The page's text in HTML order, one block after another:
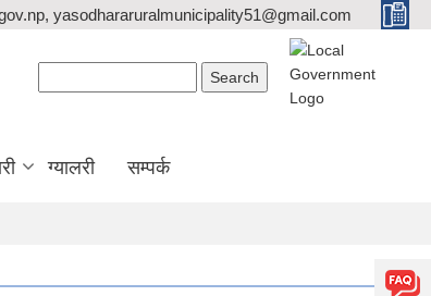
yasodhararuralmunicipality51@gmail.com
ग्यालरी सम्पर्क